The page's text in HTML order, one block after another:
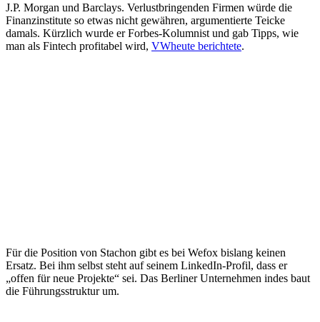
J.P. Morgan und Barclays. Verlustbringenden Firmen würde die
Finanzinstitute so etwas nicht gewähren, argumentierte Teicke
damals. Kürzlich wurde er Forbes-Kolumnist und gab Tipps, wie
man als Fintech profitabel wird, VWheute berichtete.
Für die Position von Stachon gibt es bei Wefox bislang keinen
Ersatz. Bei ihm selbst steht auf seinem LinkedIn-Profil, dass er
„offen für neue Projekte“ sei. Das Berliner Unternehmen indes baut
die Führungsstruktur um.